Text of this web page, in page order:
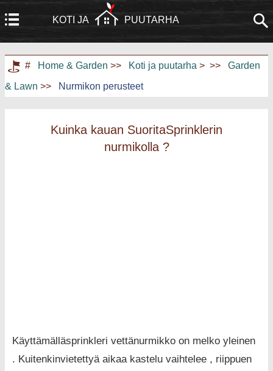
KOTI JA PUUTARHA
Koti Rakennus ja remontointi
Huonekalut
# Home & Garden >> Koti ja puutarha > >>
Garden
& Lawn >> Nurmikon perusteet
Kuinka kauan SuoritaSprinklerin
nurmikolla ?
Käyttämälläsprinkleri vettänurmikko on melko yleinen
. Kuitenkinvietettyä aikaa kastelu vaihtelee , riippuen